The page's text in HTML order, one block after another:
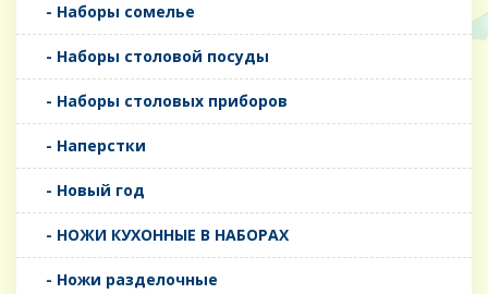
- Наборы сомелье
- Наборы столовой посуды
- Наборы столовых приборов
- Наперстки
- Новый год
- НОЖИ КУХОННЫЕ В НАБОРАХ
- Ножи разделочные